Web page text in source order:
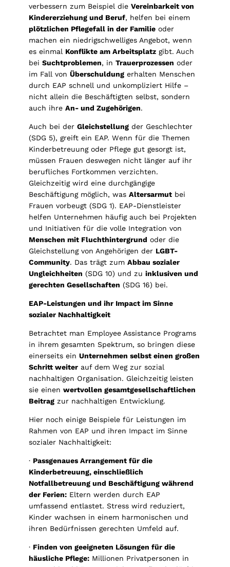
verbessern zum Beispiel die Vereinbarkeit von
Kindererziehung und Beruf, helfen bei einem
plötzlichen Pflegefall in der Familie oder
machen ein niedrigschwelliges Angebot, wenn
es einmal Konflikte am Arbeitsplatz gibt. Auch
bei Suchtproblemen, in Trauerprozessen oder
im Fall von Überschuldung erhalten Menschen
durch EAP schnell und unkompliziert Hilfe –
nicht allein die Beschäftigten selbst, sondern
auch ihre An- und Zugehörigen.
Auch bei der Gleichstellung der Geschlechter
(SDG 5), greift ein EAP. Wenn für die Themen
Kinderbetreuung oder Pflege gut gesorgt ist,
müssen Frauen deswegen nicht länger auf ihr
berufliches Fortkommen verzichten.
Gleichzeitig wird eine durchgängige
Beschäftigung möglich, was Altersarmut bei
Frauen vorbeugt (SDG 1). EAP-Dienstleister
helfen Unternehmen häufig auch bei Projekten
und Initiativen für die volle Integration von
Menschen mit Fluchthintergrund oder die
Gleichstellung von Angehörigen der LGBT-
Community. Das trägt zum Abbau sozialer
Ungleichheiten (SDG 10) und zu inklusiven und
gerechten Gesellschaften (SDG 16) bei.
EAP-Leistungen und ihr Impact im Sinne
sozialer Nachhaltigkeit
Betrachtet man Employee Assistance Programs
in ihrem gesamten Spektrum, so bringen diese
einerseits ein Unternehmen selbst einen großen
Schritt weiter auf dem Weg zur sozial
nachhaltigen Organisation. Gleichzeitig leisten
sie einen wertvollen gesamtgesellschaftlichen
Beitrag zur nachhaltigen Entwicklung.
Hier noch einige Beispiele für Leistungen im
Rahmen von EAP und ihren Impact im Sinne
sozialer Nachhaltigkeit:
· Passgenaues Arrangement für die
Kinderbetreuung, einschließlich
Notfallbetreuung und Beschäftigung während
der Ferien: Eltern werden durch EAP
umfassend entlastet. Stress wird reduziert,
Kinder wachsen in einem harmonischen und
ihren Bedürfnissen gerechten Umfeld auf.
· Finden von geeigneten Lösungen für die
häusliche Pflege: Millionen Privatpersonen in